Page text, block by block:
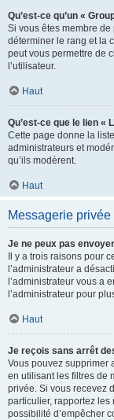
Qu’est-ce qu’un «
Si vous êtes membre
déterminer le rang et la
peut vous permettre de
l’utilisateur.
Haut
Qu’est-ce que le lien «
Cette page donne la
administrateurs et
qu’ils modèrent.
Haut
Messagerie privée
Je ne peux pas
Il y a trois raisons pour
l’administrateur a
l’administrateur vous a
l’administrateur pour
Haut
Je reçois sans arrêt
Vous pouvez supprimer
en utilisant les filtres de
privée. Si vous recevez
particulier, rapportez
possibilité d’empêcher